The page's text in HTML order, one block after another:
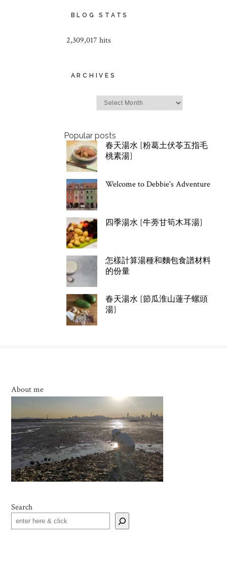
BLOG STATS
2,309,017 hits
ARCHIVES
Popular posts
春天湯水 [粉葛土伏苓五指毛
桃素湯]
Welcome to Debbie's Adventure
四季湯水 [牛蒡甘筍木耳湯]
怎樣計算湯種和麵包食譜材料
的份量
春天湯水 [節瓜淮山蓮子螺頭
湯]
About me
Search